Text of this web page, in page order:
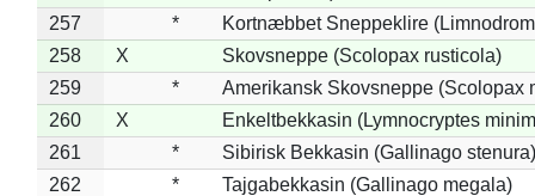
257
*
Kortnæbbet Sneppeklire
258
X
Skovsneppe (Scolopax rusticola)
259
*
Amerikansk Skovsneppe (Scolopax
260
X
Enkeltbekkasin (Lymnocryptes
261
*
Sibirisk Bekkasin (Gallinago stenura)
262
*
Tajgabekkasin (Gallinago megala)